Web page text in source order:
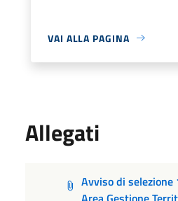
VAI ALLA PAGINA
Allegati
Avviso di